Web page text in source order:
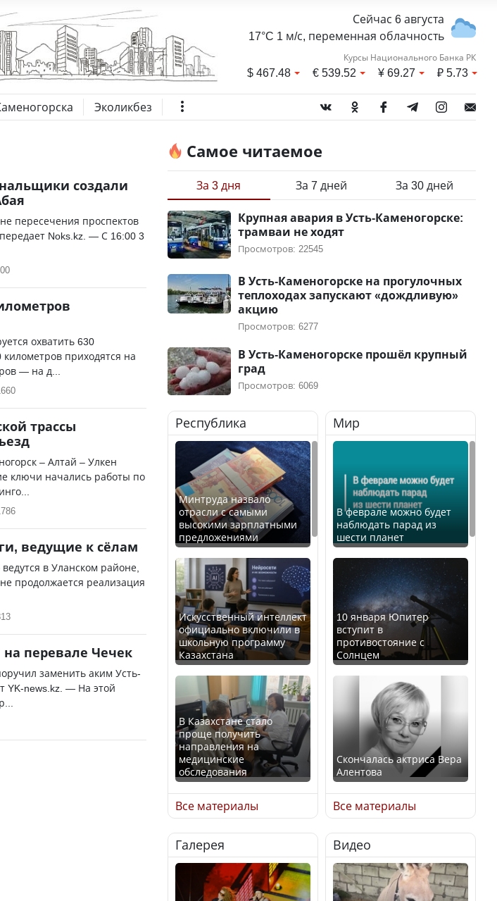
Сейчас 6 августа
17°C 1 м/с, переменная облачность
Курсы Национального Банка РК
$467.48 €539.52 ¥69.27 ₽5.73
Эколикбез
создали
пересечения проспектов
Noks.kz. — С 16:00 3
охватить 630
приходятся на
— на д...
трассы
– Алтай – Улкен
ключи начались работы по
ведущие к сёлам
в Уланском районе,
продолжается реализация
перевале Чечек
заменить аким Усть-
YK-news.kz. — На этой
Самое читаемое
За 3 дня За 7 дней За 30 дней
Крупная авария в Усть-Каменогорске:
трамваи не ходят
Просмотров: 22545
В Усть-Каменогорске на прогулочных
теплоходах запускают «дождливую»
акцию
Просмотров: 6277
В Усть-Каменогорске прошёл крупный
град
Просмотров: 6069
Республика
Минтруда назвало
отрасли с самыми
высокими зарплатными
предложениями
Искусственный интеллект
официально включили в
школьную программу
Казахстана
В Казахстане стало
проще получить
направления на
медицинские
обследования
Қазақстан Орталық Азия
елдері арасында әл-ауқат
индексінде көш бастады
Все материалы
Мир
В феврале можно будет
наблюдать парад из
шести планет
10 января Юпитер
вступит в
противостояние с
Солнцем
Скончалась актриса Вера
Алентова
В РФ вынесен заочный
приговор по уголовному
делу об убийстве Игоря
Талькова
Все материалы
Галерея Видео